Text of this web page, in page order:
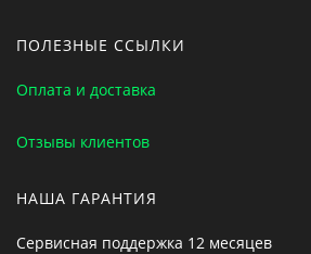
ПОЛЕЗНЫЕ ССЫЛКИ
Оплата и доставка
Отзывы клиентов
НАША ГАРАНТИЯ
Сервисная поддержка 12 месяцев